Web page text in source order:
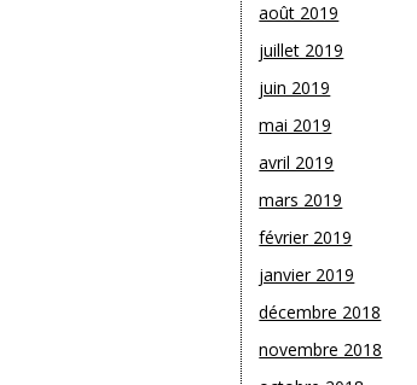
août 2019
juillet 2019
juin 2019
mai 2019
avril 2019
mars 2019
février 2019
janvier 2019
décembre 2018
novembre 2018